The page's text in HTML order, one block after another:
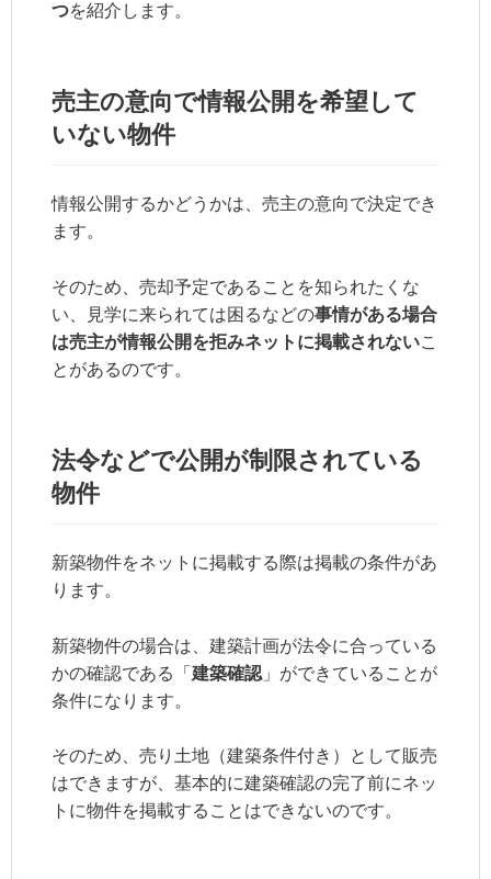
つを紹介します。
売主の意向で情報公開を希望して
いない物件
情報公開するかどうかは、売主の意向で決定でき
ます。
そのため、売却予定であることを知られたくな
い、見学に来られては困るなどの事情がある場合
は売主が情報公開を拒みネットに掲載されないこ
とがあるのです。
法令などで公開が制限されている
物件
新築物件をネットに掲載する際は掲載の条件があ
ります。
新築物件の場合は、建築計画が法令に合っている
かの確認である「 建築確認 」ができていることが
条件になります。
そのため、売り土地（建築条件付き）として販売
はできますが、基本的に建築確認の完了前にネッ
トに物件を掲載することはできないのです。